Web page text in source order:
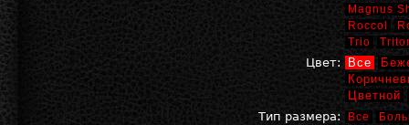
Magnus
Roccol
Trio
Цвет: Все
Цветной
Тип размера:
Все